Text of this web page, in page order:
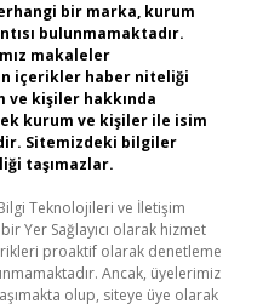
bir marka, kurum
bulunmamaktadır.
makaleler
içerikler haber niteliği
ve kişiler hakkında
kurum ve kişiler ile isim
Sitemizdeki bilgiler
taşımazlar.
Teknolojileri ve İletişim
Yer Sağlayıcı olarak hizmet
proaktif olarak denetleme
Ancak, üyelerimiz
olup, siteye üye olarak